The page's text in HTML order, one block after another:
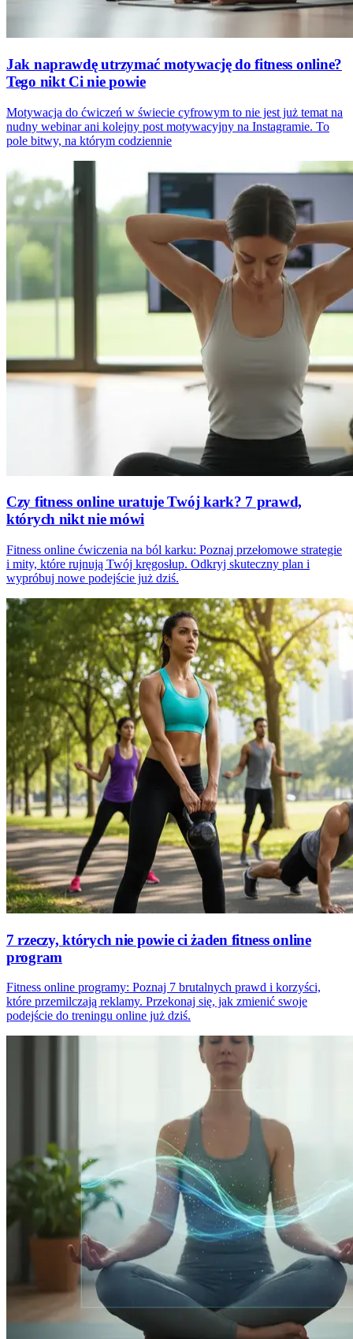
Jak naprawdę utrzymać motywację do fitness online?
Tego nikt Ci nie powie
Motywacja do ćwiczeń w świecie cyfrowym to nie jest już temat na
nudny webinar ani kolejny post motywacyjny na Instagramie. To
pole bitwy, na którym codziennie
Czy fitness online uratuje Twój kark? 7 prawd,
których nikt nie mówi
Fitness online ćwiczenia na ból karku: Poznaj przełomowe strategie
i mity, które rujnują Twój kręgosłup. Odkryj skuteczny plan i
wypróbuj nowe podejście już dziś.
7 rzeczy, których nie powie ci żaden fitness online
program
Fitness online programy: Poznaj 7 brutalnych prawd i korzyści,
które przemilczają reklamy. Przekonaj się, jak zmienić swoje
podejście do treningu online już dziś.